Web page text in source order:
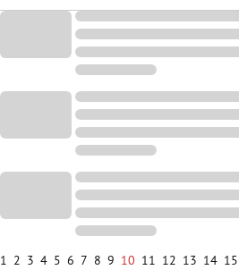
1 2 3 4 5 6 7 8 9 10 11 12 13 14 15